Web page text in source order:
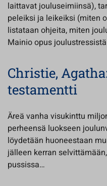
laittavat jouluseimiinsä),
peleiksi ja leikeiksi (miten
listataan ohjeita, miten
Mainio opus
Christie,
testamentti
Äreä vanha visukinttu
perheensä luokseen
löydetään huoneestaan
jälleen kerran
pussissa…